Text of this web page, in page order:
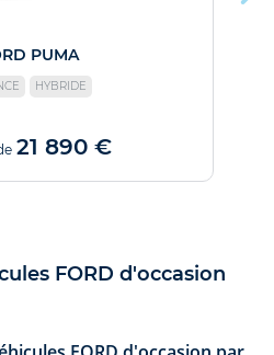
PUMA
HYBRIDE
21 890 €
FORD d'occasion